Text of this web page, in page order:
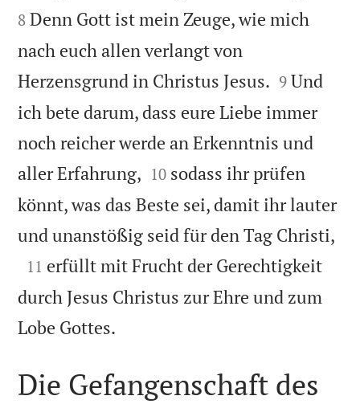
8 Denn Gott ist mein Zeuge, wie mich
nach euch allen verlangt von
Herzensgrund in Christus Jesus. 

9 Und
ich bete darum, dass eure Liebe immer
noch reicher werde an Erkenntnis und
aller Erfahrung, 

10 sodass ihr prüfen
könnt, was das Beste sei, damit ihr lauter
und unanstößig seid für den Tag Christi,

11 erfüllt mit Frucht der Gerechtigkeit
durch Jesus Christus zur Ehre und zum
Lobe Gottes.
Die Gefangenschaft des